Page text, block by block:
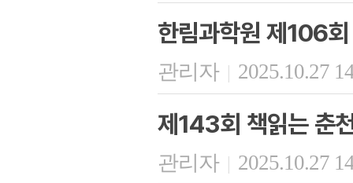
한림과학원 제106
관리자 | 2025.10.27
제143회 책읽는 춘
관리자 | 2025.10.27